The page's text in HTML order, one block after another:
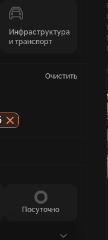
Инфраструктура
и транспорт
Очистить
Посуточно